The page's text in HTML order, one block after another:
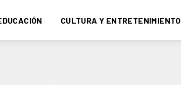
CULTURA Y ENTRETENIMIENTO